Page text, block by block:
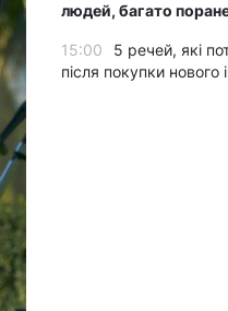
людей, багато
15:00
5 речей, які
після покупки нового